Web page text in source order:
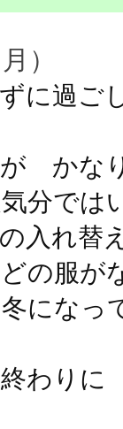
）
に過ご
が かな
分では
入れ替
の服が
になっ
わり